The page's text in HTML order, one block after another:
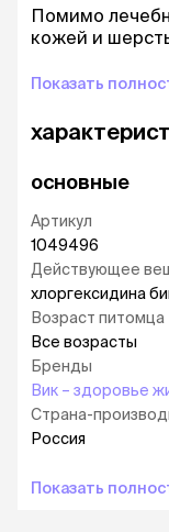
Помимо
кожей и
Показать
основные
Артикул
1049496
Действующее
хлоргексидина
Возраст питомца
Все возрасты
Бренды
Вик – здоровье
Страна-
Россия
Показать